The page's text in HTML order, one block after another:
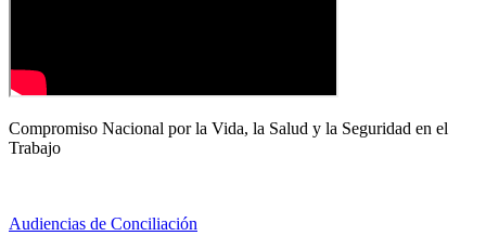
Compromiso Nacional por la Vida, la Salud y la Seguridad en el
Trabajo
Audiencias de Conciliación